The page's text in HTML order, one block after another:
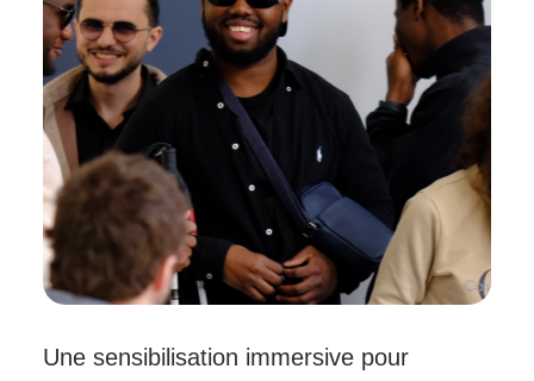
Une sensibilisation immersive pour